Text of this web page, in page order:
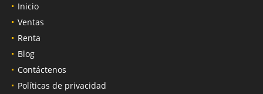
Inicio
Ventas
Renta
Blog
Contáctenos
Políticas de privacidad